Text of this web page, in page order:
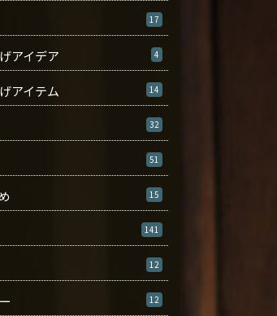
17
アイデア 4
アイテム 14
32
51
15
141
12
12